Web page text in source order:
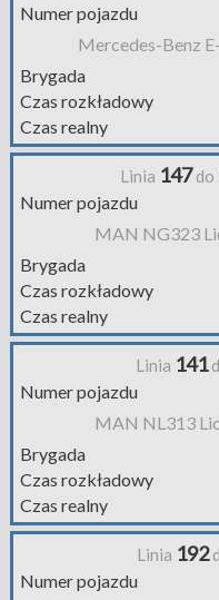
Numer pojazdu
Mercedes-Benz
Brygada
Czas rozkładowy
Czas realny
Linia 147do
Numer pojazdu
MAN NG323
Brygada
Czas rozkładowy
Czas realny
Linia 141
Numer pojazdu
MAN NL313
Brygada
Czas rozkładowy
Czas realny
Linia 192
Numer pojazdu